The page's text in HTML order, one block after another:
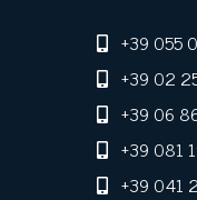
+39 055
+39 02
+39 06
+39 081
+39 041